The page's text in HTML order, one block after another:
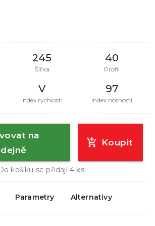
245
Šířka
40
Profil
V
Index rychlosti
97
Index nosnosti
na
Koupit
košíku se přidají4 ks.
Parametry Alternativy